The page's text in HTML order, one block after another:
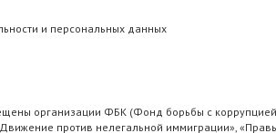
и персональных данных
организации ФБК (Фонд борьбы с
против нелегальной иммиграции»,